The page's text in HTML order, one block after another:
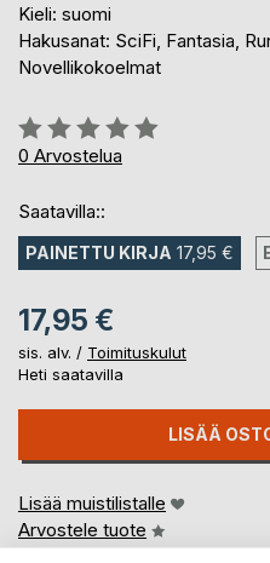
Kieli: suomi
Hakusanat: SciFi, Fantasia,
Novellikokoelmat
Arvostelu::
0%
0 Arvostelua
Saatavilla::
PAINETTU KIRJA 17,95 €
17,95 €
sis. alv. / Toimituskulut
Heti saatavilla
LISÄÄ
Lisää muistilistalle
Arvostele tuote